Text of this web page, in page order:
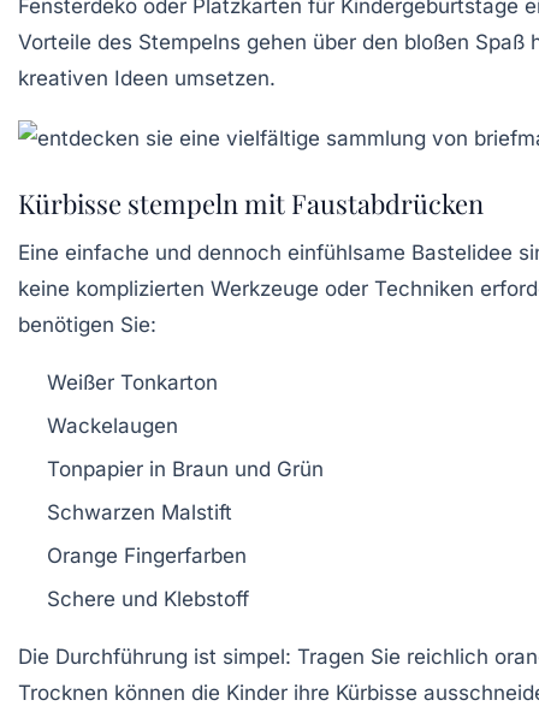
Fensterdeko oder Platzkarten für Kindergeburtstage
Vorteile des Stempelns gehen über den bloßen
kreativen Ideen umsetzen.
Kürbisse stempeln mit Faustabdrücken
Eine einfache und dennoch einfühlsame Bastelidee
keine komplizierten Werkzeuge oder Techniken
benötigen Sie:
Weißer Tonkarton
Wackelaugen
Tonpapier in Braun und Grün
Schwarzen Malstift
Orange Fingerfarben
Schere und Klebstoff
Die Durchführung ist simpel: Tragen Sie reichlich
Trocknen können die Kinder ihre Kürbisse